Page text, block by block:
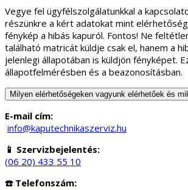
Vegye fel ügyfélszolgálatunkkal a
részünkre a kért adatokat mint
fénykép a hibás kapuról. Fontos! Ne
található matricát küldje csak el, hanem a
jelenlegi állapotában is küldjön fényképet.
állapotfelmérésben és a beazonosításban.
Milyen elérhetőségeken vagyunk elérhetőek és
E-mail cím:
info@kaputechnikaszerviz.hu
📱 Szervizbejelentés:
(06 20) 433 55 10
☎️ Telefonszám: